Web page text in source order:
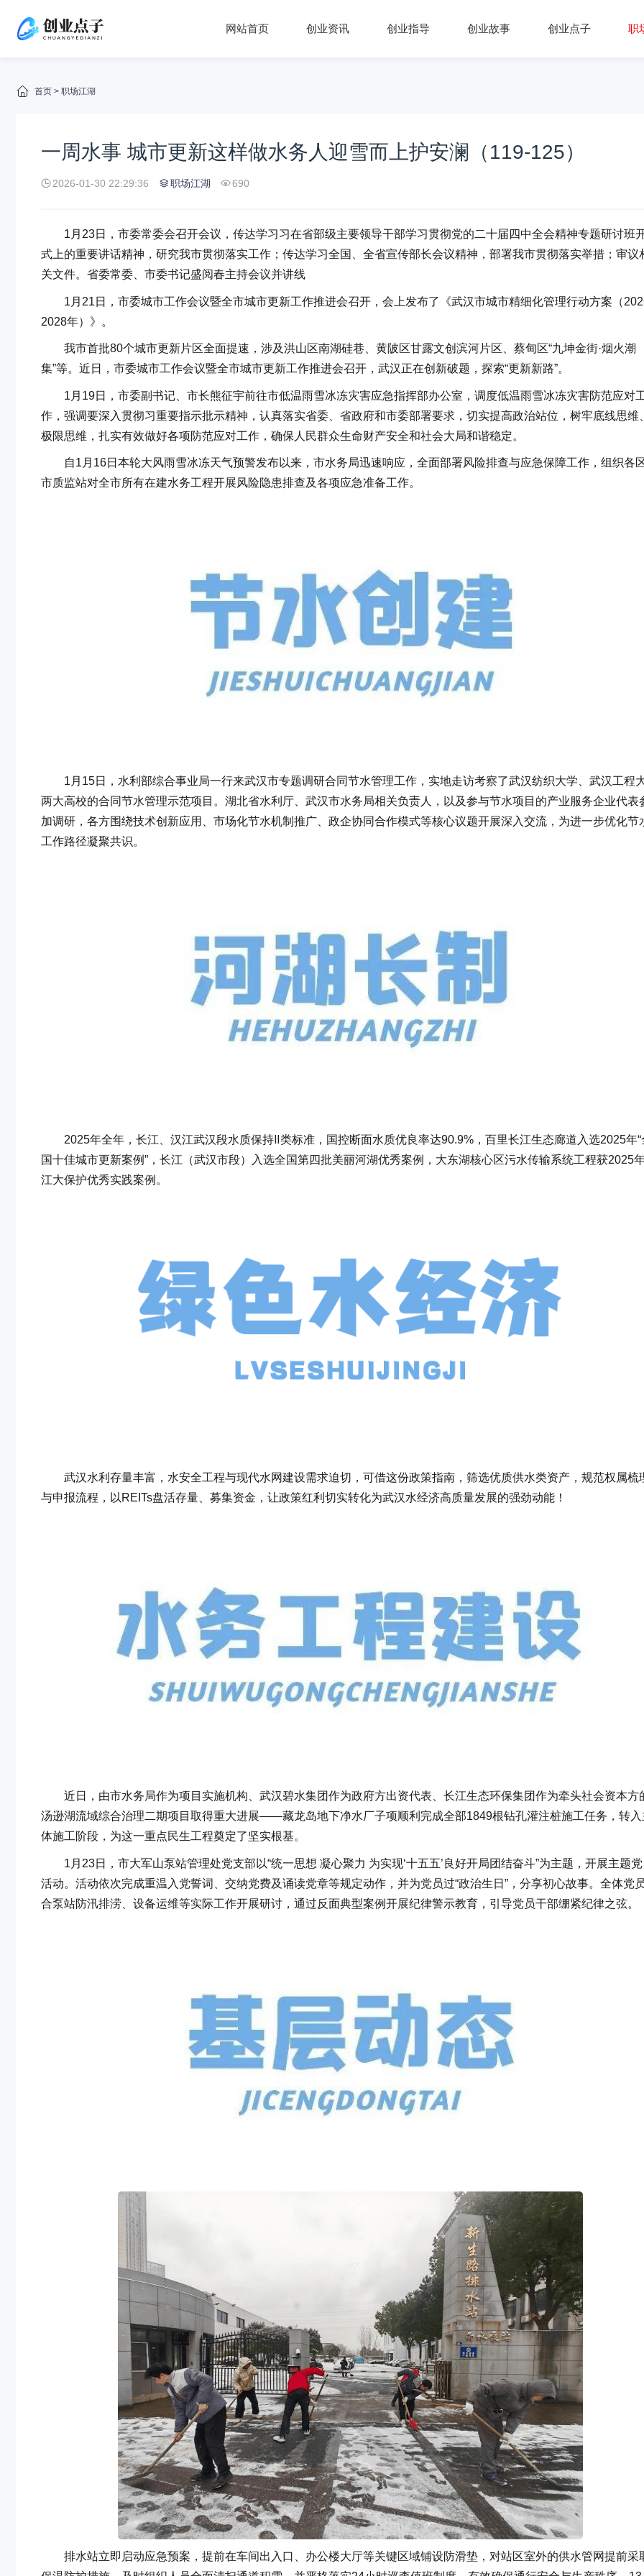
网站首页 创业资讯 创业指导 创业故事 创业点子 职
首页 > 职场江湖
一周水事 城市更新这样做水务人迎雪而上护安澜（119-125）
2026-01-30 22:29:36 职场江湖 690
1月23日，市委常委会召开会议，传达学习习在省部级主要领导干部学习贯彻党的二十届四中全会精神专题研讨班
式上的重要讲话精神，研究我市贯彻落实工作；传达学习全国、全省宣传部长会议精神，部署我市贯彻落实举措；审议
关文件。省委常委、市委书记盛阅春主持会议并讲线
1月21日，市委城市工作会议暨全市城市更新工作推进会召开，会上发布了《武汉市城市精细化管理行动方案（
2028年）》。
我市首批80个城市更新片区全面提速，涉及洪山区南湖硅巷、黄陂区甘露文创滨河片区、蔡甸区“九坤金街·烟火潮
集”等。近日，市委城市工作会议暨全市城市更新工作推进会召开，武汉正在创新破题，探索“更新新路”。
1月19日，市委副书记、市长熊征宇前往市低温雨雪冰冻灾害应急指挥部办公室，调度低温雨雪冰冻灾害防范应对
作，强调要深入贯彻习重要指示批示精神，认真落实省委、省政府和市委部署要求，切实提高政治站位，树牢底线思维
极限思维，扎实有效做好各项防范应对工作，确保人民群众生命财产安全和社会大局和谐稳定。
自1月16日本轮大风雨雪冰冻天气预警发布以来，市水务局迅速响应，全面部署风险排查与应急保障工作，组织各
市质监站对全市所有在建水务工程开展风险隐患排查及各项应急准备工作。
1月15日，水利部综合事业局一行来武汉市专题调研合同节水管理工作，实地走访考察了武汉纺织大学、武汉工程
两大高校的合同节水管理示范项目。湖北省水利厅、武汉市水务局相关负责人，以及参与节水项目的产业服务企业代表
加调研，各方围绕技术创新应用、市场化节水机制推广、政企协同合作模式等核心议题开展深入交流，为进一步优化节
工作路径凝聚共识。
2025年全年，长江、汉江武汉段水质保持Ⅱ类标准，国控断面水质优良率达90.9%，百里长江生态廊道入选2025年“
国十佳城市更新案例”，长江（武汉市段）入选全国第四批美丽河湖优秀案例，大东湖核心区污水传输系统工程获2025
江大保护优秀实践案例。
武汉水利存量丰富，水安全工程与现代水网建设需求迫切，可借这份政策指南，筛选优质供水类资产，规范权属梳
与申报流程，以REITs盘活存量、募集资金，让政策红利切实转化为武汉水经济高质量发展的强劲动能！
近日，由市水务局作为项目实施机构、武汉碧水集团作为政府方出资代表、长江生态环保集团作为牵头社会资本方
汤逊湖流域综合治理二期项目取得重大进展——藏龙岛地下净水厂子项顺利完成全部1849根钻孔灌注桩施工任务，转入
体施工阶段，为这一重点民生工程奠定了坚实根基。
1月23日，市大军山泵站管理处党支部以“统一思想 凝心聚力 为实现‘十五五’良好开局团结奋斗”为主题，开展主题
活动。活动依次完成重温入党誓词、交纳党费及诵读党章等规定动作，并为党员过“政治生日”，分享初心故事。全体党
合泵站防汛排涝、设备运维等实际工作开展研讨，通过反面典型案例开展纪律警示教育，引导党员干部绷紧纪律之弦。
排水站立即启动应急预案，提前在车间出入口、办公楼大厅等关键区域铺设防滑垫，对站区室外的供水管网提前采